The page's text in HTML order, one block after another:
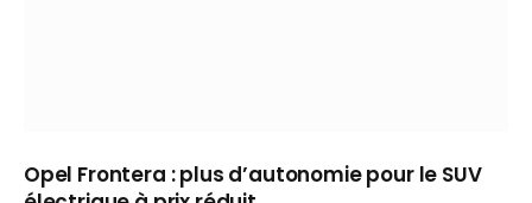
Opel Frontera : plus d’autonomie pour le SUV